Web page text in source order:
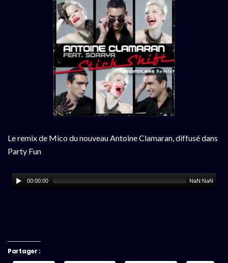
Le remix de Mico du nouveau Antoine Clamaran, diffusé dans
Party Fun
00:00:00 NaN:NaN
Partager :